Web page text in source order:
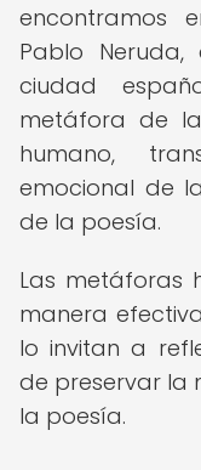
encontramos
Pablo
ciudad
metáfora de
humano,
emocional de
de la poesía.
Las metáforas
manera
lo invitan a
de preservar la
la poesía.